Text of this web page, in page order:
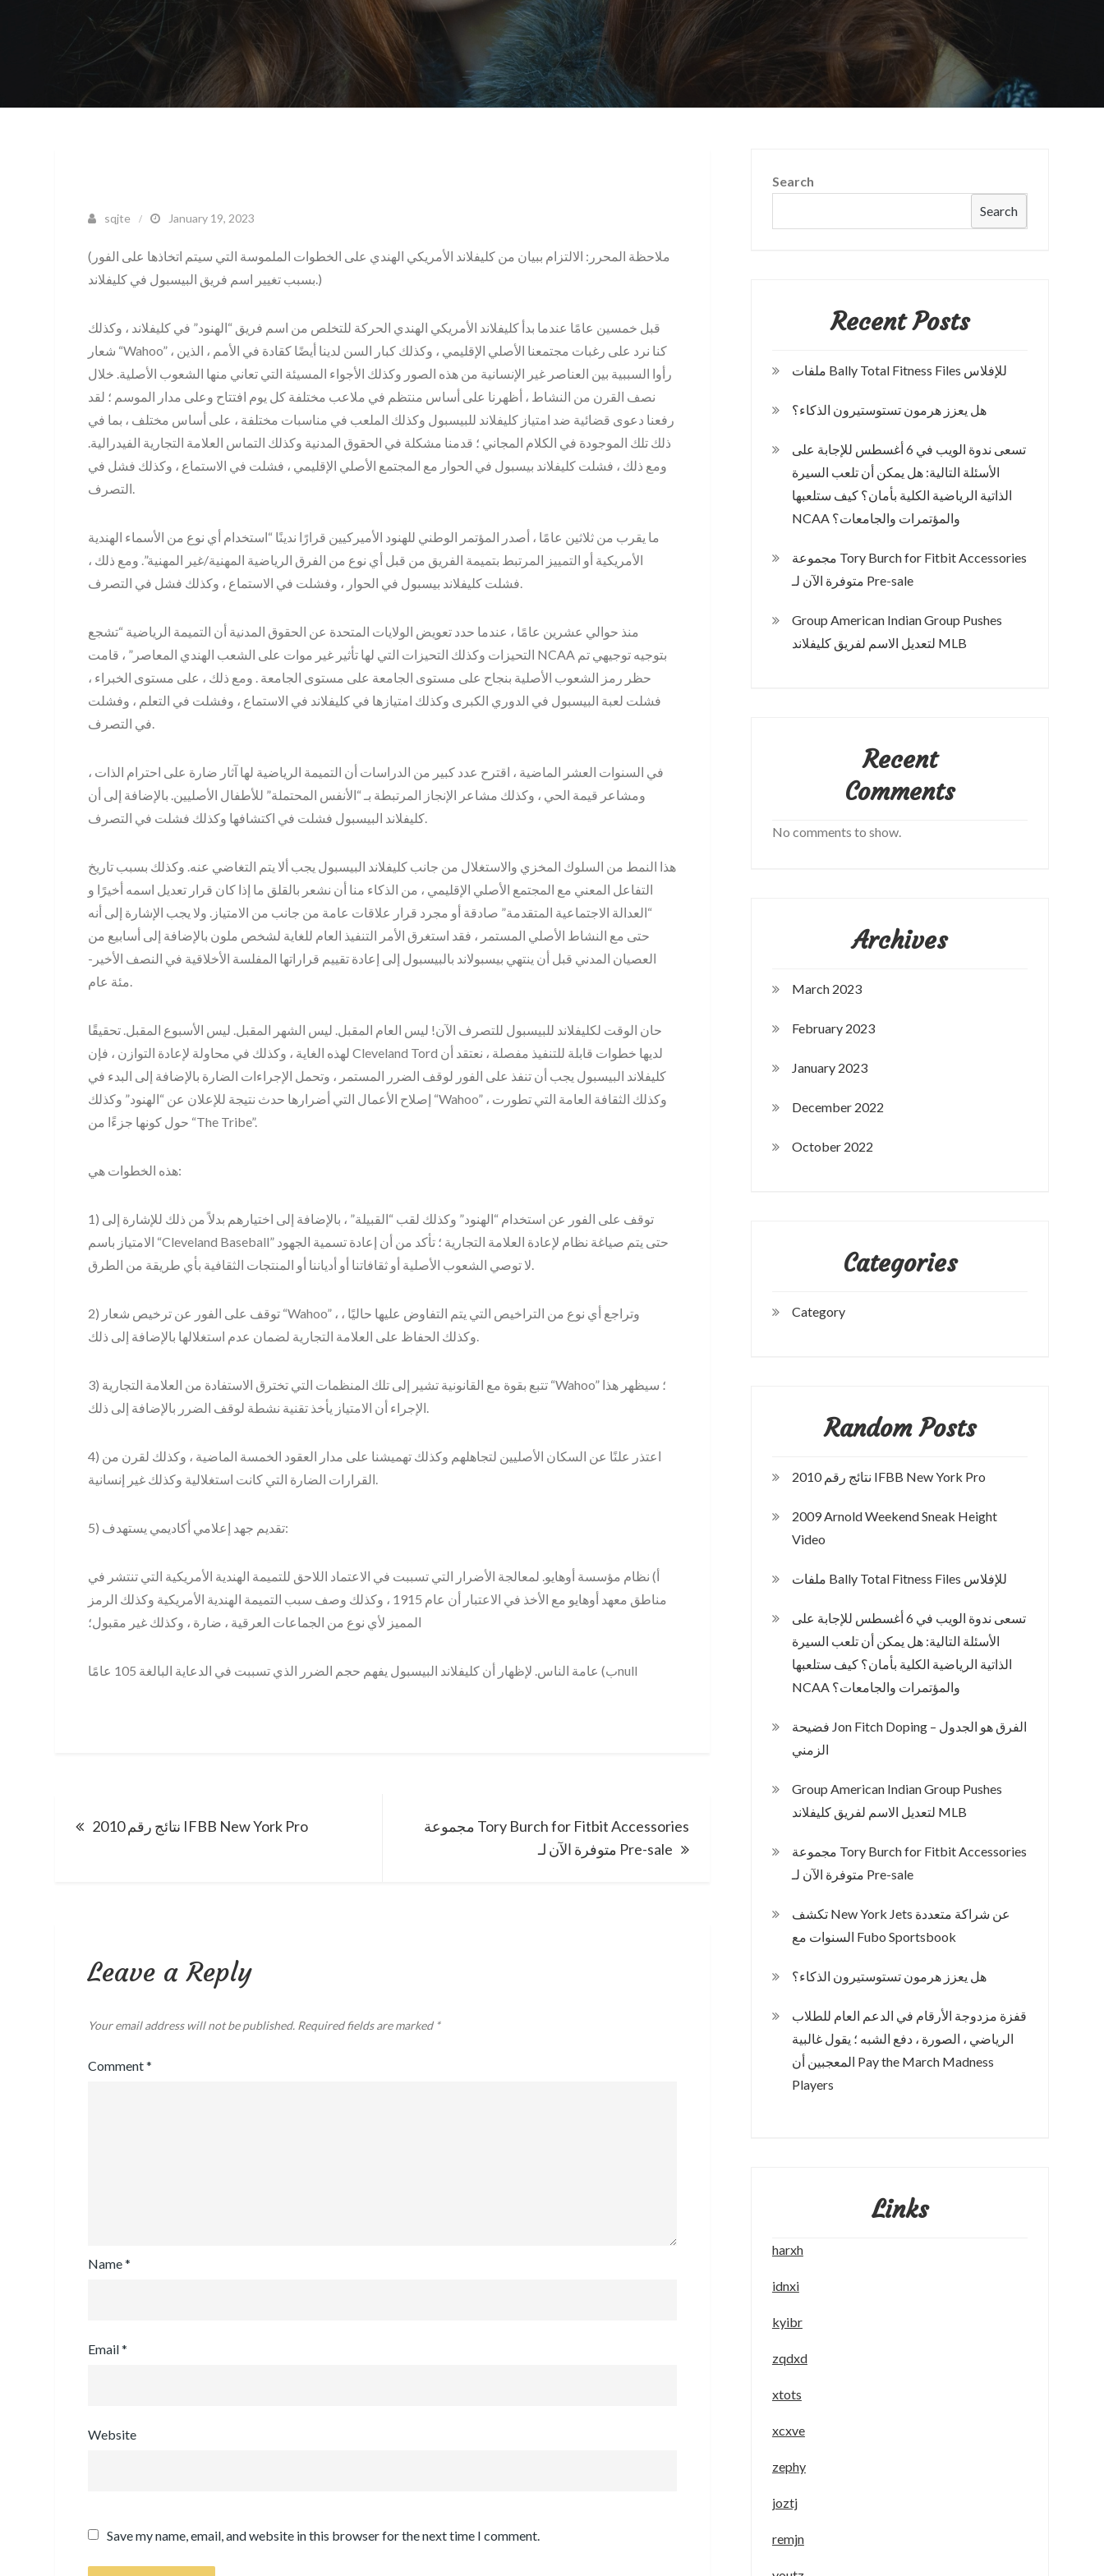
sqjte January 19, 2023
(ملاحظة المحرر: الالتزام ببيان من كليفلاند الأمريكي الهندي على الخطوات الملموسة التي سيتم اتخاذها على الفور
بسبب تغيير اسم فريق البيسبول في كليفلاند.)
قبل خمسين عامًا عندما بدأ كليفلاند الأمريكي الهندي الحركة للتخلص من اسم فريق “الهنود” في كليفلاند ، وكذلك
شعار “Wahoo” ، كنا نرد على رغبات مجتمعنا الأصلي الإقليمي ، وكذلك كبار السن لدينا أيضًا كقادة في الأمم ، الذين
رأوا السببية بين العناصر غير الإنسانية من هذه الصور وكذلك الأجواء المسيئة التي تعاني منها الشعوب الأصلية. خلال
نصف القرن من النشاط ، أظهرنا على أساس منتظم في ملاعب مختلفة كل يوم افتتاح وعلى مدار الموسم ؛ لقد
رفعنا دعوى قضائية ضد امتياز كليفلاند للبيسبول وكذلك الملعب في مناسبات مختلفة ، على أساس مختلف ، بما في
ذلك تلك الموجودة في الكلام المجاني ؛ قدمنا ​​مشكلة في الحقوق المدنية وكذلك التماس العلامة التجارية الفيدرالية.
ومع ذلك ، فشلت كليفلاند بيسبول في الحوار مع المجتمع الأصلي الإقليمي ، فشلت في الاستماع ، وكذلك فشل في
التصرف.
ما يقرب من ثلاثين عامًا ، أصدر المؤتمر الوطني للهنود الأميركيين قرارًا ندينًا “استخدام أي نوع من الأسماء الهندية
الأمريكية أو التمييز المرتبط بتميمة الفريق من قبل أي نوع من الفرق الرياضية المهنية/غير المهنية”. ومع ذلك ،
فشلت كليفلاند بيسبول في الحوار ، وفشلت في الاستماع ، وكذلك فشل في التصرف.
منذ حوالي عشرين عامًا ، عندما حدد تعويض الولايات المتحدة عن الحقوق المدنية أن التميمة الرياضية “تشجع
التحيزات وكذلك التحيزات التي لها تأثير غير موات على الشعب الهندي المعاصر” ، قامت NCAA بتوجيه توجيهي تم
حظر رمز الشعوب الأصلية بنجاح على مستوى الجامعة على مستوى الجامعة . ومع ذلك ، على مستوى الخبراء ،
فشلت لعبة البيسبول في الدوري الكبرى وكذلك امتيازها في كليفلاند في الاستماع ، وفشلت في التعلم ، وفشلت
في التصرف.
في السنوات العشر الماضية ، اقترح عدد كبير من الدراسات أن التميمة الرياضية لها آثار ضارة على احترام الذات ،
ومشاعر قيمة الحي ، وكذلك مشاعر الإنجاز المرتبطة بـ “الأنفس المحتملة” للأطفال الأصليين. بالإضافة إلى أن
كليفلاند البيسبول فشلت في اكتشافها وكذلك فشلت في التصرف.
هذا النمط من السلوك المخزي والاستغلال من جانب كليفلاند البيسبول يجب ألا يتم التغاضي عنه. وكذلك بسبب تاريخ
التفاعل المعني مع المجتمع الأصلي الإقليمي ، من الذكاء منا أن نشعر بالقلق ما إذا كان قرار تعديل اسمه أخيرًا و
“العدالة الاجتماعية المتقدمة” صادقة أو مجرد قرار علاقات عامة من جانب من الامتياز. ولا يجب الإشارة إلى أنه
حتى مع النشاط الأصلي المستمر ، فقد استغرق الأمر التنفيذ العام للغاية لشخص ملون بالإضافة إلى أسابيع من
العصيان المدني قبل أن ينتهي بيسبولاند بالبيسبول إلى إعادة تقييم قراراتها المفلسة الأخلاقية في النصف الأخير-
مئة عام.
حان الوقت لكليفلاند للبيسبول للتصرف الآن! ليس العام المقبل. ليس الشهر المقبل. ليس الأسبوع المقبل. تحقيقًا
لهذه الغاية ، وكذلك في محاولة لإعادة التوازن ، فإن Cleveland Tord لديها خطوات قابلة للتنفيذ مفصلة ، نعتقد أن
كليفلاند البيسبول يجب أن تنفذ على الفور لوقف الضرر المستمر ، وتحمل الإجراءات الضارة بالإضافة إلى البدء في
إصلاح الأعمال التي أضرارها حدث نتيجة للإعلان عن “الهنود” وكذلك “Wahoo” ، وكذلك الثقافة العامة التي تطورت
حول كونها جزءًا من “The Tribe”.
هذه الخطوات هي:
1) توقف على الفور عن استخدام “الهنود” وكذلك لقب “القبيلة” ، بالإضافة إلى اختيارهم بدلاً من ذلك للإشارة إلى
الامتياز باسم “Cleveland Baseball” حتى يتم صياغة نظام لإعادة العلامة التجارية ؛ تأكد من أن إعادة تسمية الجهود
لا توصي الشعوب الأصلية أو ثقافاتنا أو أدياننا أو المنتجات الثقافية بأي طريقة من الطرق.
2) توقف على الفور عن ترخيص شعار “Wahoo” ، وتراجع أي نوع من التراخيص التي يتم التفاوض عليها حاليًا ،
وكذلك الحفاظ على العلامة التجارية لضمان عدم استغلالها بالإضافة إلى ذلك.
3) تتبع بقوة مع القانونية تشير إلى تلك المنظمات التي تخترق الاستفادة من العلامة التجارية “Wahoo” ؛ سيظهر هذا
الإجراء أن الامتياز يأخذ تقنية نشطة لوقف الضرر بالإضافة إلى ذلك.
4) اعتذر علنًا عن السكان الأصليين لتجاهلهم وكذلك تهميشنا على مدار العقود الخمسة الماضية ، وكذلك لقرن من
القرارات الضارة التي كانت استغلالية وكذلك غير إنسانية.
5) تقديم جهد إعلامي أكاديمي يستهدف:
أ) نظام مؤسسة أوهايو. لمعالجة الأضرار التي تسببت في الاعتماد اللاحق للتميمة الهندية الأمريكية التي تنتشر في
مناطق معهد أوهايو مع الأخذ في الاعتبار أن عام 1915 ، وكذلك وصف سبب التميمة الهندية الأمريكية وكذلك الرمز
المميز لأي نوع من الجماعات العرقية ، ضارة ، وكذلك غير مقبول؛
ب) عامة الناس. لإظهار أن كليفلاند البيسبول يفهم حجم الضرر الذي تسببت في الدعاية البالغة 105 عامًاnull
Post
2010 نتائج رقم IFBB New York Pro
مجموعة Tory Burch for Fitbit Accessories
متوفرة الآن لـ Pre-sale
Leave a Reply
Your email address will not be published. Required fields are marked *
Comment*
Name*
Email*
Website
Save my name, email, and website in this browser for the next time I comment.
Search
Search
Recent Posts
ملفات Bally Total Fitness Files للإفلاس
هل يعزز هرمون تستوستيرون الذكاء؟
تسعى ندوة الويب في 6 أغسطس للإجابة على
الأسئلة التالية: هل يمكن أن تلعب السيرة
الذاتية الرياضية الكلية بأمان؟ كيف ستلعبها
NCAA والمؤتمرات والجامعات؟
مجموعة Tory Burch for Fitbit Accessories
متوفرة الآن لـ Pre-sale
Group American Indian Group Pushes
لتعديل الاسم لفريق كليفلاند MLB
Recent
Comments
No comments to show.
Archives
March 2023
February 2023
January 2023
December 2022
October 2022
Categories
Category
Random Posts
2010 نتائج رقم IFBB New York Pro
2009 Arnold Weekend Sneak Height
Video
ملفات Bally Total Fitness Files للإفلاس
تسعى ندوة الويب في 6 أغسطس للإجابة على
الأسئلة التالية: هل يمكن أن تلعب السيرة
الذاتية الرياضية الكلية بأمان؟ كيف ستلعبها
NCAA والمؤتمرات والجامعات؟
فضيحة Jon Fitch Doping – الفرق هو الجدول
الزمني
Group American Indian Group Pushes
لتعديل الاسم لفريق كليفلاند MLB
مجموعة Tory Burch for Fitbit Accessories
متوفرة الآن لـ Pre-sale
تكشف New York Jets عن شراكة متعددة
السنوات مع Fubo Sportsbook
هل يعزز هرمون تستوستيرون الذكاء؟
قفزة مزدوجة الأرقام في الدعم العام للطلاب
الرياضي ، الصورة ، دفع الشبه ؛ يقول غالبية
المعجبين أن Pay the March Madness
Players
Links
harxh
idnxi
kyibr
zqdxd
xtots
xcxve
zephy
joztj
remjn